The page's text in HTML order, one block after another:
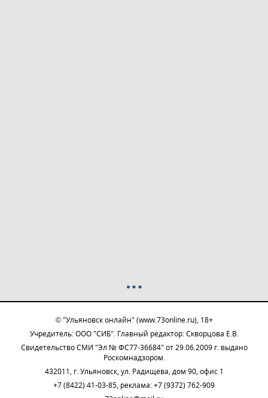
© "Ульяновск онлайн" (www.73online.ru), 18+
Учредитель: ООО "СИБ". Главный редактор: Скворцова Е.В.
Свидетельство СМИ "Эл № ФС77-36684" от 29.06.2009 г. выдано
Роскомнадзором.
432011, г. Ульяновск, ул. Радищева, дом 90, офис 1
+7 (8422) 41-03-85, реклама: +7 (9372) 762-909